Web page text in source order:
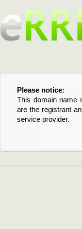
Please notice:
This domain name
are the registrant
service provider.
Bitte beachten Sie:
Diese
Domain stehen
verlängern